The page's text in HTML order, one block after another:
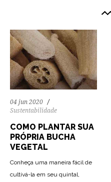
04 jun 2020
Sustentabilidade
COMO PLANTAR SUA
PRÓPRIA BUCHA
VEGETAL
Conheça uma maneira fácil de
cultivá-la em seu quintal,